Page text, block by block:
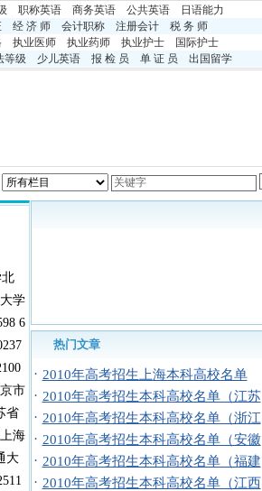
职称英语 商务英语 公共英语
日语能力
经 济 师 会计职称 注册会计
税 务 师
执业医师 执业药师 执业护士
国际护士
等级 少儿英语 报 检 员 单 证 员 出国留学
学
6
市
省
海
大
热门文章
· 2010年高考招生上海本科高校名单
· 2010年高考招生本科高校名单（江苏
· 2010年高考招生本科高校名单（浙江
· 2010年高考招生本科高校名单（安徽
· 2010年高考招生本科高校名单（福建
· 2010年高考招生本科高校名单（江西